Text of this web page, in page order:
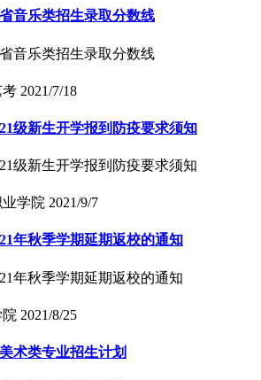
音乐类招生录取分数线
音乐类招生录取分数线
考 2021/7/18
级新生开学报到防疫要求须知
级新生开学报到防疫要求须知
学院 2021/9/7
年秋季学期延期返校的通知
年秋季学期延期返校的通知
2021/8/25
术类专业招生计划